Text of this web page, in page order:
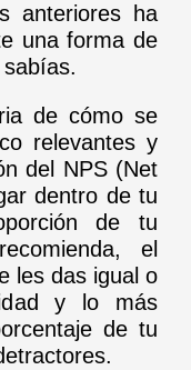
anteriores ha
una forma de
de cómo se
relevantes y
del NPS (Net
dentro de tu
de tu
el
les das igual o
y lo más
de tu